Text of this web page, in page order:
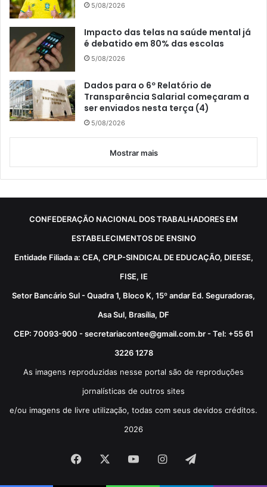
5/08/2026
Impacto das telas na saúde mental já
é debatido em 80% das escolas
5/08/2026
Dados para o 6º Relatório de
Transparência Salarial começaram a
ser enviados nesta terça (4)
5/08/2026
Mostrar mais
CONFEDERAÇÃO NACIONAL DOS TRABALHADORES EM
ESTABELECIMENTOS DE ENSINO
Entidade Filiada a: CEA, CPLP-SINDICAL DE EDUCAÇÃO, DIEESE,
FISE, IE
Setor Bancário Sul - Quadra 1, Bloco K, 15º andar Ed. Seguradoras,
Asa Sul, Brasília, DF
CEP: 70093-900 - secretariacontee@gmail.com.br - Tel: +55 61
3226 1278
As imagens reproduzidas nesse portal são de reproduções
jornalísticas de outros sites
e/ou imagens de livre utilização, todas com seus devidos créditos.
2026
Facebook YouTubeInstagram